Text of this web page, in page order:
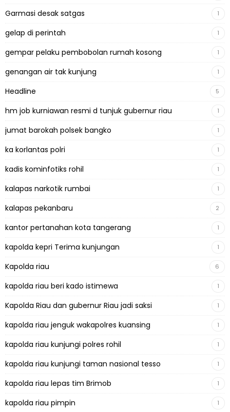
Garmasi desak satgas 1
gelap di perintah 1
gempar pelaku pembobolan rumah kosong 1
genangan air tak kunjung 1
Headline 5
hm job kurniawan resmi d tunjuk gubernur riau 1
jumat barokah polsek bangko 1
ka korlantas polri 1
kadis kominfotiks rohil 1
kalapas narkotik rumbai 1
kalapas pekanbaru 2
kantor pertanahan kota tangerang 1
kapolda kepri Terima kunjungan 1
Kapolda riau 6
kapolda riau beri kado istimewa 1
Kapolda Riau dan gubernur Riau jadi saksi 1
kapolda riau jenguk wakapolres kuansing 1
kapolda riau kunjungi polres rohil 1
kapolda riau kunjungi taman nasional tesso 1
kapolda riau lepas tim Brimob 1
kapolda riau pimpin 1